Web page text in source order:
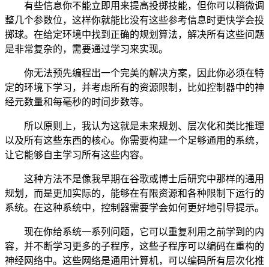
有些信息你不能立即用来提高投掷技能，但你可以稍微调
整几个参数位，这样你就能比没有这些参考信息时更快学会投
掷球。在给定环境中找到正确的规划算法，解决所有这些问题
是非常复杂的，需要通过学习来实现。
你无法预先编程出一个完美的解决方案，因此你必须在特
定的环境下学习，并考虑所有的资源限制，比如控制器中的神
经元数量和每毫秒的时间步数等。
所以原则上，我认为这就是未来规划、层次化和类比推理
以及所有这些东西的核心。你需要构建一个足够通用的系统，
让它能够自主学习所有这些内容。
这种方法不是像我早期在谷歌或博士后研究中那样的通用
规划，而是更加实际的，能够在有限资源和各种限制下运行的
系统。在这种系统中，控制器需要学会如何更好地引导提示。
现在你给系统一系列问题，它可以重复利用之前学到的内
容，并不断学习更多的子程序，这些子程序可以编码在重构的
神经网络中。这些网络是通用计算机，可以编码所有层次化推